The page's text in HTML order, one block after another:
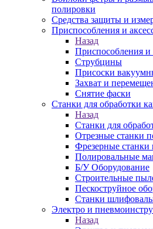
полировки
Средства защиты и
Приспособления и
Назад
Приспособления и
Струбцины
Присоски
Захват и
Снятие фаски
Станки для обработки
Назад
Станки для
Отрезные станки
Фрезерные
Полировальные
Б/У Оборудование
Строительные
Пескоструйное
Станки
Электро и
Назад